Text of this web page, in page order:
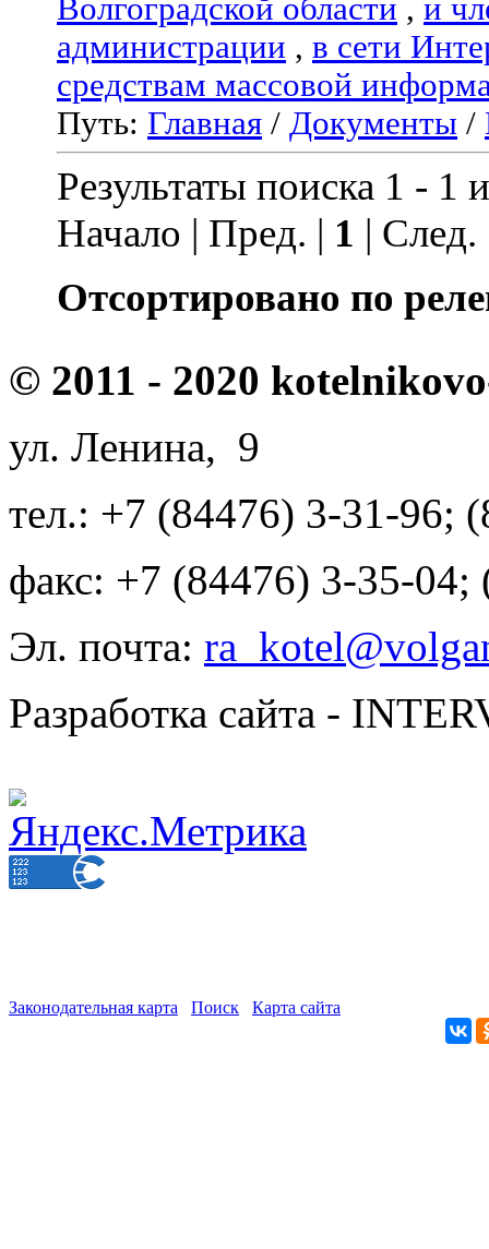
Волгоградской области , и
администрации , в сети
средствам массовой
Путь: Главная / Документы /
Результаты поиска 1 - 1
Начало | Пред. | 1 |
Отсортировано по
© 2011 - 2020
ул. Ленина, 9
тел.: +7 (84476) 3-31-96;
факс: +7 (84476) 3-35-04;
Эл. почта:
Разработка сайта -
Законодательная карта Поиск Карта сайта